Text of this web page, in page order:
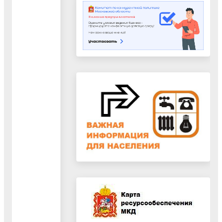
Белоозёрский
выполняются
финишные
отделочные
работы
16.07.2026
№23 в городе
Белоозёрский
выполнен на
79%. В
настоящий
объекте
завершаются
устройству